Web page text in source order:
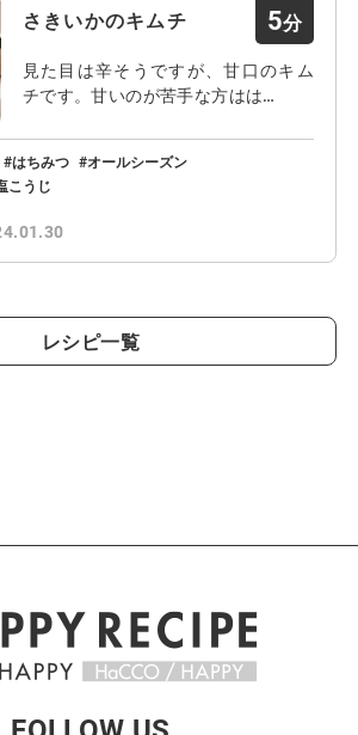
さきいかのキムチ 5
見た目は辛そうですが、甘口のキム
チです。甘いのが苦手な方はは…
はちみつ
オールシーズン
こうじ
レシピ一覧